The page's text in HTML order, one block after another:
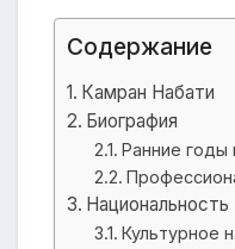
Содержание
Камран Набати
Биография
Ранние годы
Национальность
Культурное